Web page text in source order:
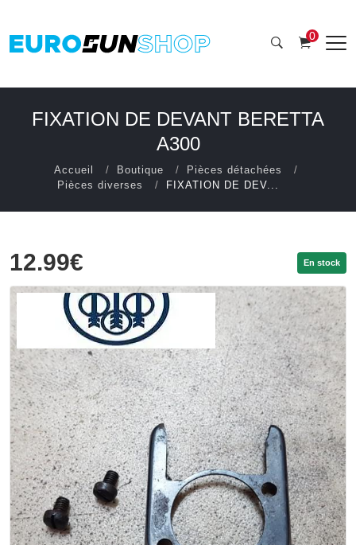
0
FIXATION DE DEVANT BERETTA
A300
Accueil Boutique
Pièces détachées
Pièces diverses
FIXATION DE DEV...
12.99€ En stock